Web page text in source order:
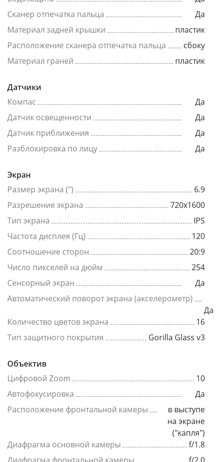
Сканер отпечатка пальца
Да
Материал задней крышки
пластик
Расположение сканера отпечатка пальца
сбоку
Материал граней
пластик
Датчики
Компас
Да
Датчик освещенности
Да
Датчик приближения
Да
Разблокировка по лицу
Да
Экран
Размер экрана (")
6.9
Разрешение экрана
720x1600
Тип экрана
IPS
Частота дисплея (Гц)
120
Соотношение сторон
20:9
Число пикселей на дюйм
254
Сенсорный экран
Да
Автоматический поворот экрана (акселерометр)
Да
Количество цветов экрана
16
Тип защитного покрытия
Gorilla Glass v3
Объектив
Цифровой Zoom
10
Автофокусировка
Да
Расположение фронтальной камеры
в выступе
на экране
("капля")
Диафрагма основной камеры
f/1.8